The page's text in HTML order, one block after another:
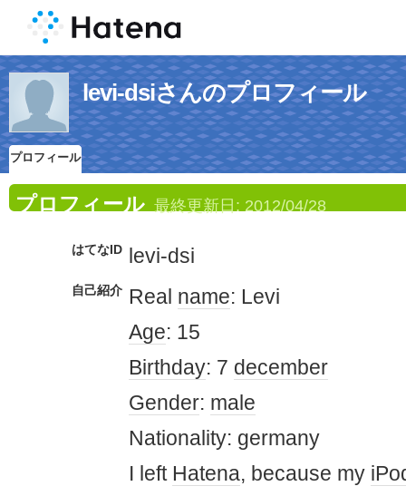
levi-dsiさんのプロフィール
プロフィール
プロフィール 最終更新日: 2012/04/28
はてなID levi-dsi
自己紹介 Real name: Levi
Age: 15
Birthday: 7 december
Gender: male
Nationality: germany
I left Hatena, because my